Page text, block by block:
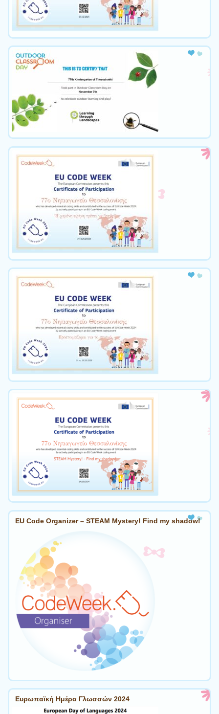
EU Code Organizer – STEAM Mystery! Find my shadow!
Ευρωπαϊκή Ημέρα Γλωσσών 2024